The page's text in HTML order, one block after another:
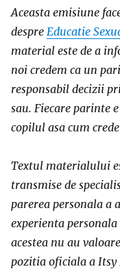
Aceasta emisiune
despre Educatie
material este de a
noi credem ca un
responsabil decizii
sau. Fiecare parinte
copilul asa cum
Textul materialului
transmise de
parerea personala a
experienta
acestea nu au
pozitia oficiala a Itsy